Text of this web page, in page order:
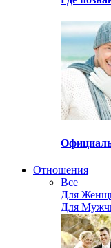
Отношения
Все
Для
Для